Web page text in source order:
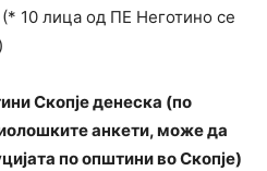
10 лица од ПЕ Неготино се
Скопје денеска (по
анкети, може да
по општини во Скопје)